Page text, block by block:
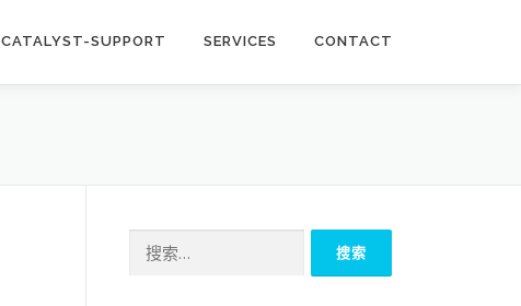
CATALYST-SUPPORT SERVICES CONTACT
索：